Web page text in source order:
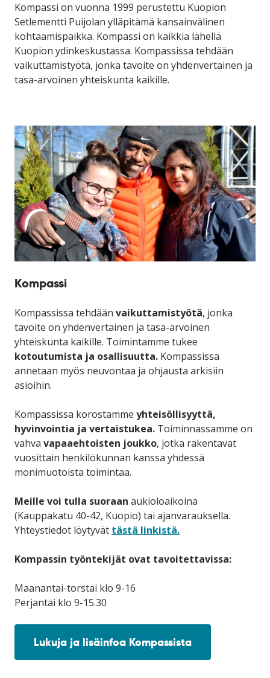
Kompassi on vuonna 1999 perustettu Kuopion
Setlementti Puijolan ylläpitämä kansainvälinen
kohtaamispaikka. Kompassi on kaikkia lähellä
Kuopion ydinkeskustassa. Kompassissa tehdään
vaikuttamistyötä, jonka tavoite on yhdenvertainen ja
tasa-arvoinen yhteiskunta kaikille.
Kompassi
Kompassissa tehdään vaikuttamistyötä, jonka
tavoite on yhdenvertainen ja tasa-arvoinen
yhteiskunta kaikille. Toimintamme tukee
kotoutumista ja osallisuutta. Kompassissa
annetaan myös neuvontaa ja ohjausta arkisiin
asioihin.
Kompassissa korostamme yhteisöllisyyttä,
hyvinvointia ja vertaistukea. Toiminnassamme on
vahva vapaaehtoisten joukko, jotka rakentavat
vuosittain henkilökunnan kanssa yhdessä
monimuotoista toimintaa.
Meille voi tulla suoraan aukioloaikoina
(Kauppakatu 40-42, Kuopio) tai ajanvarauksella.
Yhteystiedot löytyvät tästä linkistä.
Kompassin työntekijät ovat tavoitettavissa:
Maanantai-torstai klo 9-16
Perjantai klo 9-15.30
Lukuja ja lisäinfoa Kompassista